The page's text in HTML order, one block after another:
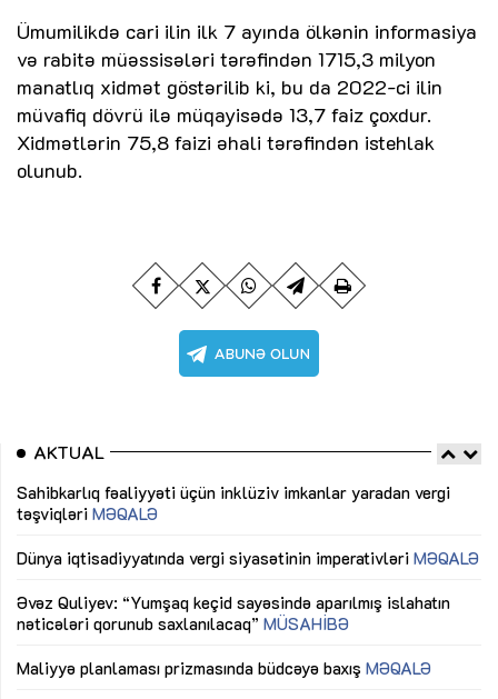
Ümumilikdə cari ilin ilk 7 ayında ölkənin informasiya
və rabitə müəssisələri tərəfindən 1715,3 milyon
manatlıq xidmət göstərilib ki, bu da 2022-ci ilin
müvafiq dövrü ilə müqayisədə 13,7 faiz çoxdur.
Xidmətlərin 75,8 faizi əhali tərəfindən istehlak
olunub.
AKTUAL
Sahibkarlıq fəaliyyəti üçün inklüziv imkanlar yaradan vergi
təşviqləri MƏQALƏ
Dünya iqtisadiyyatında vergi siyasətinin imperativləri MƏQALƏ
Əvəz Quliyev: “Yumşaq keçid sayəsində aparılmış islahatın
nəticələri qorunub saxlanılacaq” MÜSAHİBƏ
Maliyyə planlaması prizmasında büdcəyə baxış MƏQALƏ